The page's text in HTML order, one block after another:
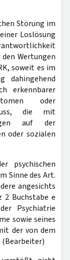
Störung im
Loslösung
Wertungen
soweit es im
dahingehend
erkennbarer
oder
die mit
auf der
oder sozialen
psychischen
Sinne des Art.
angesichts
2 Buchstabe e
Psychiatrie
sowie seines
der von dem
(Bearbeiter)